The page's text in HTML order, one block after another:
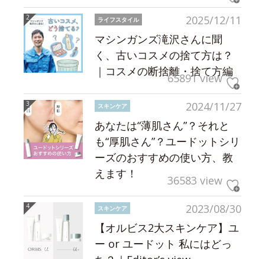
2025/12/11
ライフスタイル
マシンガンズ滝沢さんに聞
く、古いコスメの捨て方は？
｜コスメの断捨離・捨て方編
65891 view
2024/11/27
スキンケア
あなたは“薄肌さん”？それと
も“厚肌さん”？ユードットシリ
ーズのおすすめの使い方、教
えます！
36583 view
2023/08/30
スキンケア
【オルビス2大スキンケア】ユ
ー or ユードット 私にはどっ